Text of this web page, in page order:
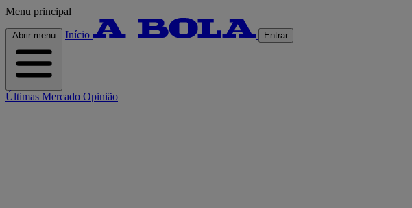
Menu principal
Abrir menu Início Entrar
Últimas Mercado Opinião